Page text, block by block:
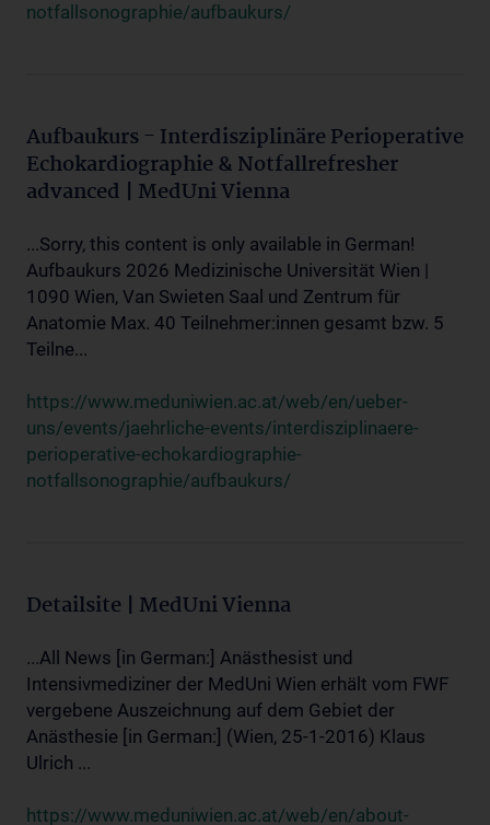
notfallsonographie/aufbaukurs/
Aufbaukurs - Interdisziplinäre Perioperative
Echokardiographie & Notfallrefresher
advanced | MedUni Vienna
...Sorry, this content is only available in German!
Aufbaukurs 2026 Medizinische Universität Wien |
1090 Wien, Van Swieten Saal und Zentrum für
Anatomie Max. 40 Teilnehmer:innen gesamt bzw. 5
Teilne...
https://www.meduniwien.ac.at/web/en/ueber-
uns/events/jaehrliche-events/interdisziplinaere-
perioperative-echokardiographie-
notfallsonographie/aufbaukurs/
Detailsite | MedUni Vienna
...All News [in German:] Anästhesist und
Intensivmediziner der MedUni Wien erhält vom FWF
vergebene Auszeichnung auf dem Gebiet der
Anästhesie [in German:] (Wien, 25-1-2016) Klaus
Ulrich ...
https://www.meduniwien.ac.at/web/en/about-